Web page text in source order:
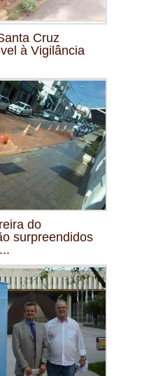
Cruz
à Vigilância
do
surpreendidos